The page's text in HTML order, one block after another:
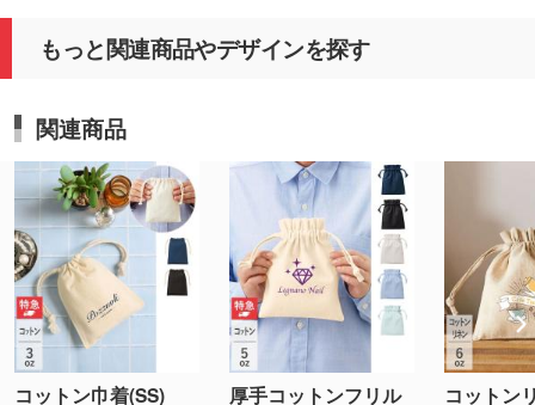
もっと関連商品やデザインを探す
関連商品
コットン巾着(SS) 厚手コットンフリル コットン